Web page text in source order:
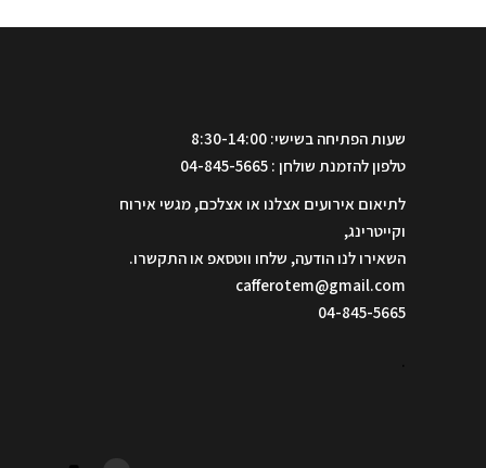
שעות הפתיחה בשישי: 8:30-14:00
טלפון להזמנת שולחן : 04-845-5665
לתיאום אירועים אצלנו או אצלכם, מגשי אירוח
וקייטרינג,
השאירו לנו הודעה, שלחו ווטסאפ או התקשרו.
cafferotem@gmail.com
04-845-5665
.